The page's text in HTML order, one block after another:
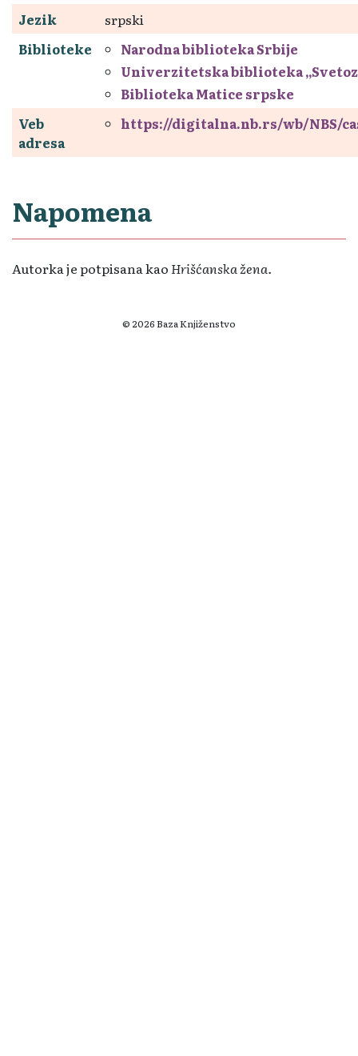
Jezik
srpski
Biblioteke
Narodna biblioteka Srbije
Univerzitetska biblioteka
Biblioteka Matice srpske
Veb
adresa
https://digitalna.nb.rs/wb/NBS/
Napomena
Autorka je potpisana kao Hrišćanska žena.
© 2026 Baza Knjiženstvo